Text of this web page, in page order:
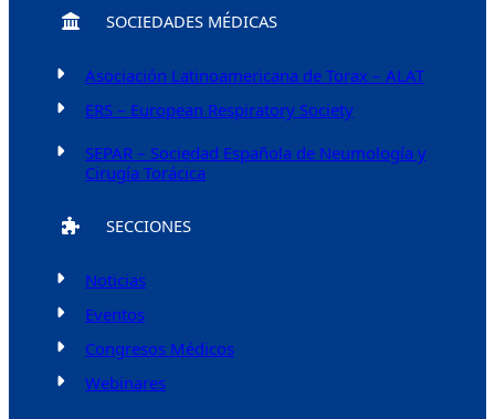
SOCIEDADES MÉDICAS
Asociación Latinoamericana de Torax – ALAT
ERS – European Respiratory Society
SEPAR – Sociedad Española de Neumología y
Cirugía Torácica
SECCIONES
Noticias
Eventos
Congresos Médicos
Webinares